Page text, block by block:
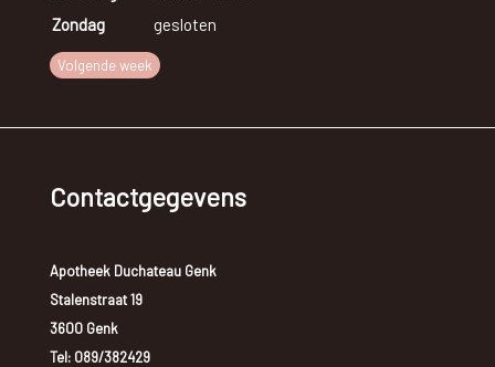
Zondag
gesloten
Volgende week
Contactgegevens
Apotheek Duchateau Genk
Stalenstraat 19
3600 Genk
Tel: 089/382429